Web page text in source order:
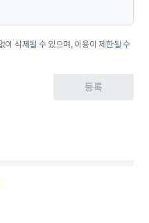
이 삭제될 수 있으며, 이용이 제한될 수
등록